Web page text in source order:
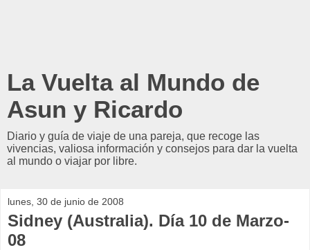
La Vuelta al Mundo de
Asun y Ricardo
Diario y guía de viaje de una pareja, que recoge las
vivencias, valiosa información y consejos para dar la vuelta
al mundo o viajar por libre.
lunes, 30 de junio de 2008
Sidney (Australia). Día 10 de Marzo-
08